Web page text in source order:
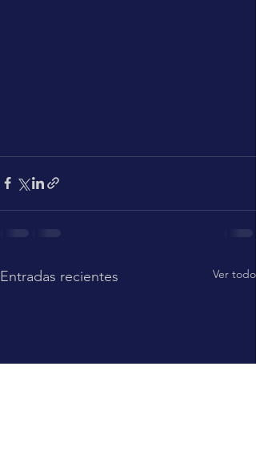
Entradas recientes Ver todo